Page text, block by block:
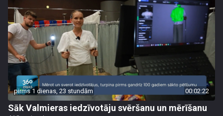
pirms 1 dienas, 23 stundām 00:02:22
Sāk Valmieras iedzīvotāju svēršanu un mērīšanu